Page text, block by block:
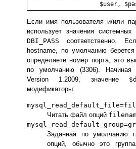
Если имя пользователя и/или
использует значения
DBI_PASS соответственно.
hostname, по умолчанию берется
определяете номер порта, это
по умолчанию (3306).
Version 1.2009, значение
модификаторы:
Читать файл опций
Заданная по умолчанию
опций, обычно это